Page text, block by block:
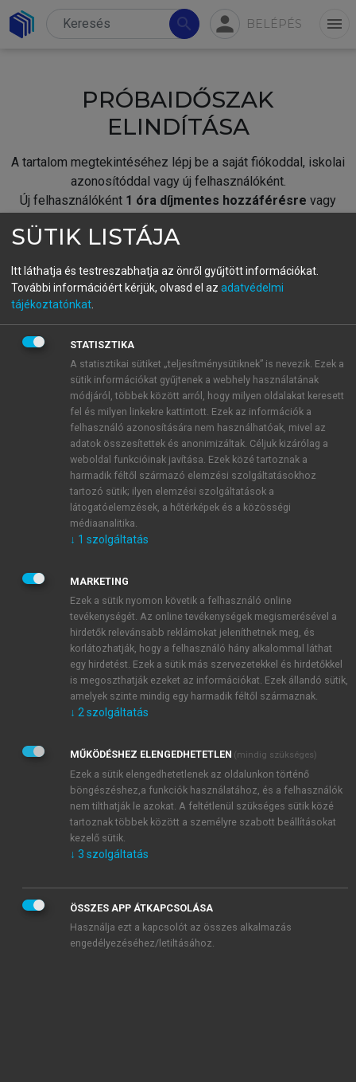
search person BELÉPÉS menu
PRÓBAIDŐSZAK
ELINDÍTÁSA
A tartalom megtekintéséhez lépj be a saját fiókoddal, iskolai
azonosítóddal vagy új felhasználóként.
Új felhasználóként 1 óra díjmentes hozzáférésre vagy
fiókoddal,vagy hozz létre új fiókot.
A regisztráció után apróbaidőszakautomatikusan
BELÉPÉS SAJÁT FIÓKKAL
ÚJ FIÓK LÉTREHOZÁSA
1 óra díjmentes hozzáférés
E-MAIL-CÍM
JELSZÓ
JELSZÓ ÚJRA
Kérek értesítést a MeRSZ újdonságairól, akcióiról.
Kérek értesítést az Akadémiai Kiadó Zrt. újdonságairól,
Adatkezelési tájékoztatóbanfoglaltakat tudomásul
veszem és elfogadom.
Általános vásárlási feltételeket, valamint a szotar.netés a
mersz.huoldalak licencszerződéseiben foglaltakat
tudomásul veszem és elfogadom.
KIPRÓBÁLOM
SÜTIK LISTÁJA
Itt láthatja és testreszabhatja az önről gyűjtött információkat.
További információért kérjük, olvasd el az adatvédelmi
tájékoztatónkat
STATISZTIKA
A statisztikai sütiket „teljesítménysütiknek” is nevezik. Ezek a
sütik információkat gyűjtenek a webhely használatának
módjáról, többek között arról, hogy milyen oldalakat keresett
fel és milyen linkekre kattintott. Ezek az információk a
felhasználó azonosítására nem használhatóak, mivel az
adatok összesítettek és anonimizáltak. Céljuk kizárólag a
weboldal funkcióinak javítása. Ezek közé tartoznak a
harmadik féltől származó elemzési szolgáltatásokhoz
tartozó sütik; ilyen elemzési szolgáltatások a
látogatóelemzések, a hőtérképek és a közösségi
médiaanalitika.
↓ 1 szolgáltatás
MARKETING
Ezek a sütik nyomon követik a felhasználó online
tevékenységét. Az online tevékenységek megismerésével a
hirdetők relevánsabb reklámokat jeleníthetnek meg, és
korlátozhatják, hogy a felhasználó hány alkalommal láthat
egy hirdetést. Ezek a sütik más szervezetekkel és hirdetőkkel
is megoszthatják ezeket az információkat. Ezek állandó sütik,
amelyek szinte mindig egy harmadik féltől származnak.
↓ 2 szolgáltatás
MŰKÖDÉSHEZ ELENGEDHETETLEN (mindig szükséges)
Ezek a sütik elengedhetetlenek az oldalunkon történő
böngészéshez,a funkciók használatához, és a felhasználók
nem tilthatják le azokat. A feltétlenül szükséges sütik közé
tartoznak többek között a személyre szabott beállításokat
kezelő sütik.
↓ 3 szolgáltatás
ÖSSZES APP ÁTKAPCSOLÁSA
Használja ezt a kapcsolót az összes alkalmazás
engedélyezéséhez/letiltásához.